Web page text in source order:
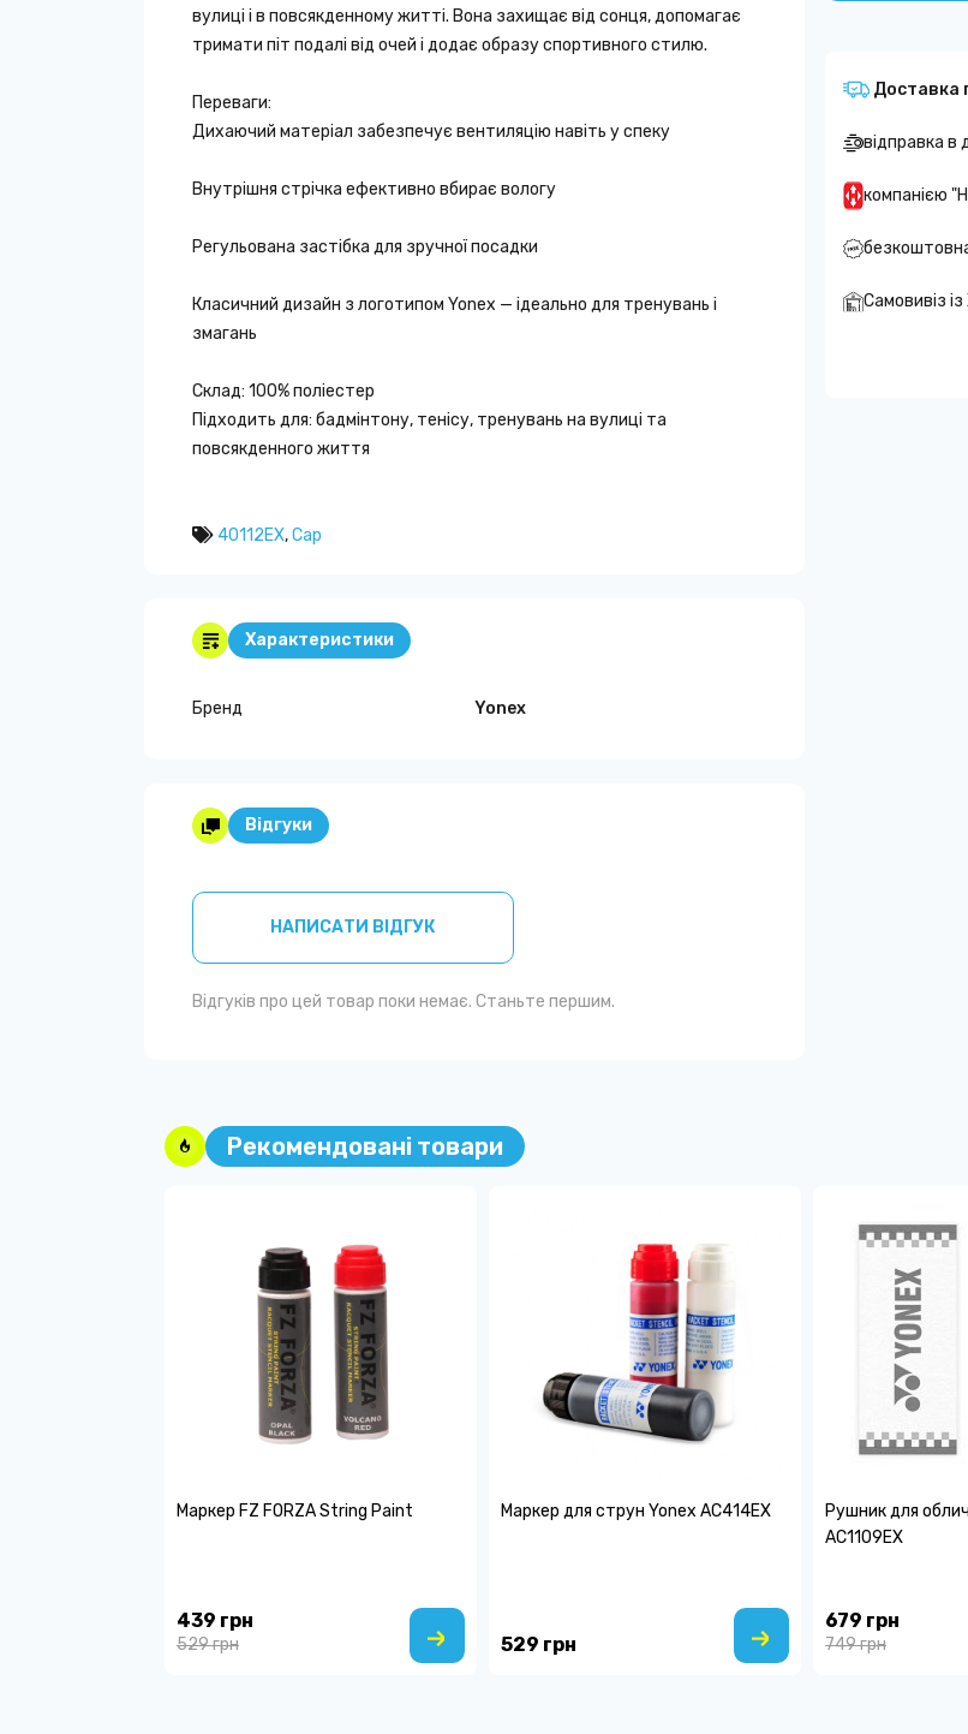
вулиці і в повсякденному житті. Вона захищає від сонця, допомагає
тримати піт подалі від очей і додає образу спортивного стилю.
Переваги:
Дихаючий матеріал забезпечує вентиляцію навіть у спеку
Внутрішня стрічка ефективно вбирає вологу
Регульована застібка для зручної посадки
Класичний дизайн з логотипом Yonex — ідеально для тренувань і
змагань
Склад: 100% поліестер
Підходить для: бадмінтону, тенісу, тренувань на вулиці та
повсякденного життя
40112EX,Cap
Характеристики
Бренд Yonex
Відгуки
НАПИСАТИ ВІДГУК
Відгуків про цей товар поки немає. Станьте першим.
Доставка
відправка в
компанією
Самовивіз
Рекомендовані товари
Маркер FZ FORZA String Paint
439 грн
529 грн
Маркер для струн Yonex AC414EX
529 грн
Рушник для
AC1109EX
679 грн
749 грн